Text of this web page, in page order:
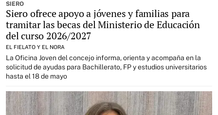
SIERO
Siero ofrece apoyo a jóvenes y familias para
tramitar las becas del Ministerio de Educación
del curso 2026/2027
EL FIELATO Y EL NORA
La Oficina Joven del concejo informa, orienta y acompaña en la
solicitud de ayudas para Bachillerato, FP y estudios universitarios
hasta el 18 de mayo